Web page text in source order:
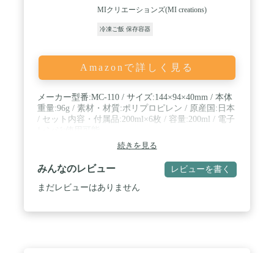
MIクリエーションズ(MI creations)
冷凍ご飯 保存容器
Amazonで詳しく見る
メーカー型番:MC-110 / サイズ:144×94×40mm / 本体
重量:96g / 素材・材質:ポリプロピレン / 原産国:日本
/ セット内容・付属品:200ml×6枚 / 容量:200ml / 電子
続きを見る
みんなのレビュー レビューを書く
まだレビューはありません